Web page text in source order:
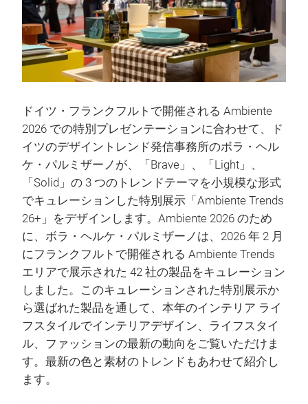
ドイツ・フランクフルトで開催される Ambiente
2026 での特別プレゼンテーションに合わせて、ド
イツのデザイントレンド発信事務所のボラ・ヘル
ケ・パルミザーノが、「Brave」、「Light」、
「Solid」の 3 つのトレンドテーマを小規模な形式
でキュレーションした特別展示「Ambiente Trends
26+」をデザインします。Ambiente 2026 のため
に、ボラ・ヘルケ・パルミザーノは、2026 年 2 月
にフランクフルトで開催される Ambiente Trends
エリアで展示された 42 社の製品をキュレーション
しました。このキュレーションされた特別展示か
ら選ばれた製品を通して、本年のインテリア ライ
フスタイルでインテリアデザイン、ライフスタイ
ル、ファッションの最新の動向をご覧いただけま
す。最新の色と素材のトレンドもあわせて紹介し
ます。